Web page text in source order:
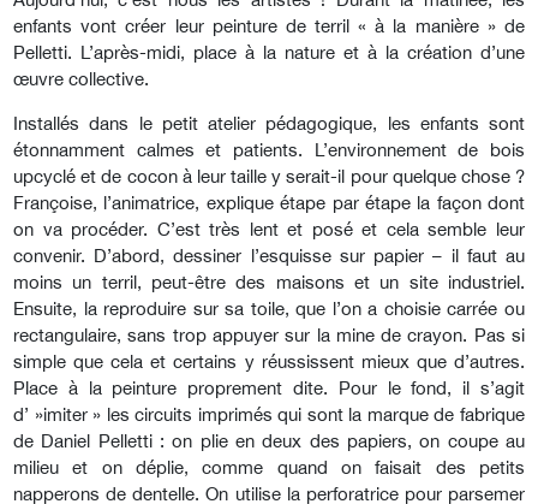
enfants vont créer leur peinture de terril « à la manière » de
Pelletti. L’après-midi, place à la nature et à la création d’une
œuvre collective.
Installés dans le petit atelier pédagogique, les enfants sont
étonnamment calmes et patients. L’environnement de bois
upcyclé et de cocon à leur taille y serait-il pour quelque chose ?
Françoise, l’animatrice, explique étape par étape la façon dont
on va procéder. C’est très lent et posé et cela semble leur
convenir. D’abord, dessiner l’esquisse sur papier – il faut au
moins un terril, peut-être des maisons et un site industriel.
Ensuite, la reproduire sur sa toile, que l’on a choisie carrée ou
rectangulaire, sans trop appuyer sur la mine de crayon. Pas si
simple que cela et certains y réussissent mieux que d’autres.
Place à la peinture proprement dite. Pour le fond, il s’agit
d’ »imiter » les circuits imprimés qui sont la marque de fabrique
de Daniel Pelletti : on plie en deux des papiers, on coupe au
milieu et on déplie, comme quand on faisait des petits
napperons de dentelle. On utilise la perforatrice pour parsemer